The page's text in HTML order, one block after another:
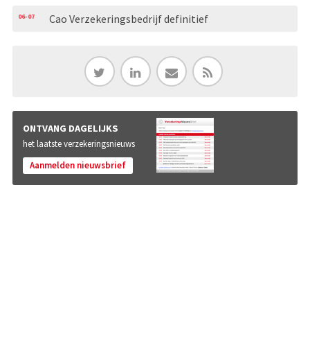
06-07 Cao Verzekeringsbedrijf definitief
ONTVANG DAGELIJKS
het laatste verzekeringsnieuws
Aanmelden nieuwsbrief